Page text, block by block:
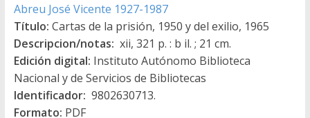
Abreu José Vicente 1927-1987
Título: Cartas de la prisión, 1950 y del exilio, 1965
Descripcion/notas: xii, 321 p. : b il. ; 21 cm.
Edición digital: Instituto Autónomo Biblioteca
Nacional y de Servicios de Bibliotecas
Identificador: 9802630713.
Formato: PDF